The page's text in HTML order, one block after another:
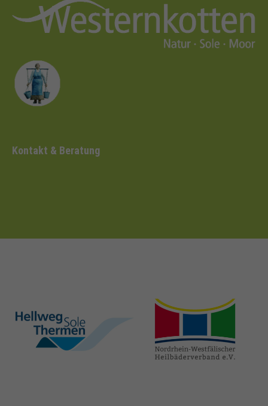
Kontakt & Beratung
hellweg-sole-
thermen.de
heilbaeder.de